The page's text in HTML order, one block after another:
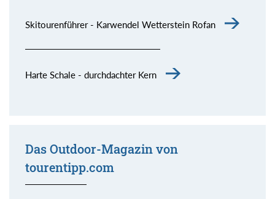
Skitourenführer - Karwendel Wetterstein Rofan
Harte Schale - durchdachter Kern
Das Outdoor-Magazin von
tourentipp.com